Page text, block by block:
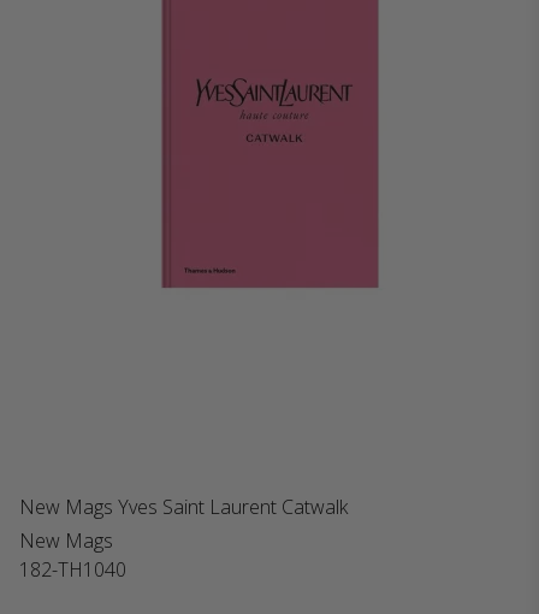
New Mags Yves Saint Laurent Catwalk
New Mags
182-TH1040